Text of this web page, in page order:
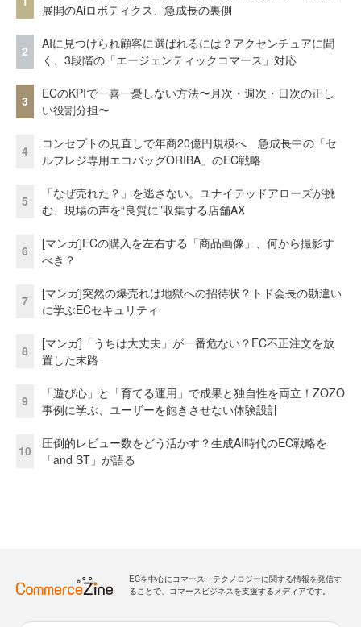
展開のAiロボティクス、急成長の裏側
2
AIに見つけられ顧客に選ばれるには？アクセンチュアに聞
く、3段階の「エージェンティックコマース」対応
3
ECのKPIで一喜一憂しない方法〜月次・週次・日次の正し
い役割分担〜
4
コンセプトの見直しで年商20億円規模へ 急成長中の「セ
ルフレジ専用エコバッグORIBA」のEC戦略
5
「なぜ売れた？」を逃さない。ユナイテッドアローズが挑
む、現場の声を“良質に”収集する店舗AX
6
[マンガ]ECの購入を左右する「商品画像」、何から撮影す
べき？
7
[マンガ]突然の爆売れは地獄への招待状？トド会長の勘違い
に学ぶECセキュリティ
8
[マンガ]「うちは大丈夫」が一番危ない？EC不正注文を放
置した末路
9
「遊び心」と「育てる運用」で成果と独自性を両立！ZOZO
事例に学ぶ、ユーザーを飽きさせない体験設計
10
圧倒的レビュー数をどう活かす？生成AI時代のEC戦略を
「and ST」が語る
ECを中心にコマース・テクノロジーに関する情報を発信す
ることで、コマースビジネスを支援するメディアです。